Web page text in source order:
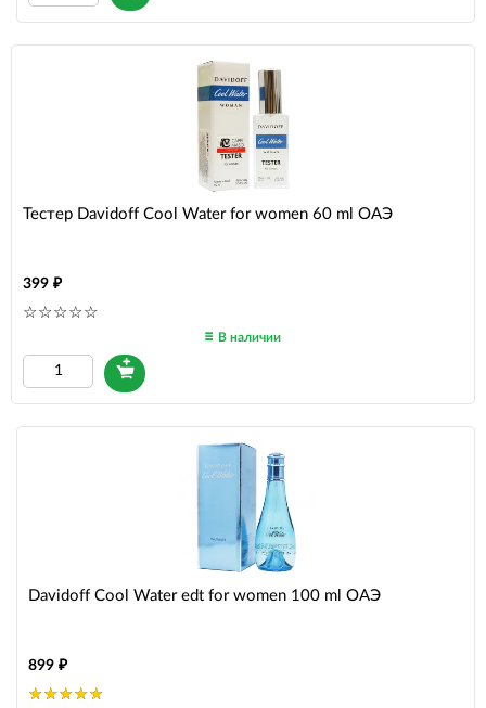
Тестер Davidoff Cool Water for women 60 ml ОАЭ
399
В наличии
Davidoff Cool Water edt for women 100 ml ОАЭ
899